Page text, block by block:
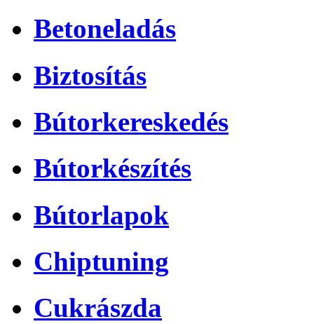
Betoneladás
Biztosítás
Bútorkereskedés
Bútorkészítés
Bútorlapok
Chiptuning
Cukrászda